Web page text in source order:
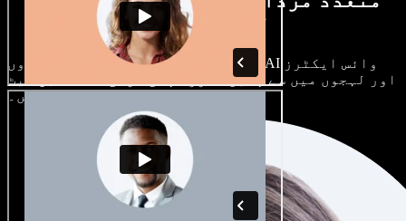
لہجے دستیاب
ہر پروجیکٹ الگ ہوتا ہے۔ سینکڑوں AI وائس ایکٹرز
اور لہجوں میں سے چنیں، اور اپنی مرضی کے مطابق سیٹ
کریں۔